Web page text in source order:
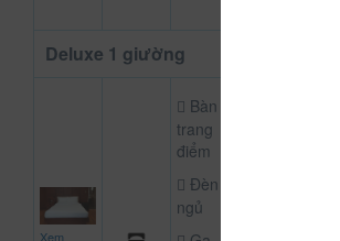
Deluxe 1 giường
Xem
Bàn
trang
điểm
Đèn
ngủ